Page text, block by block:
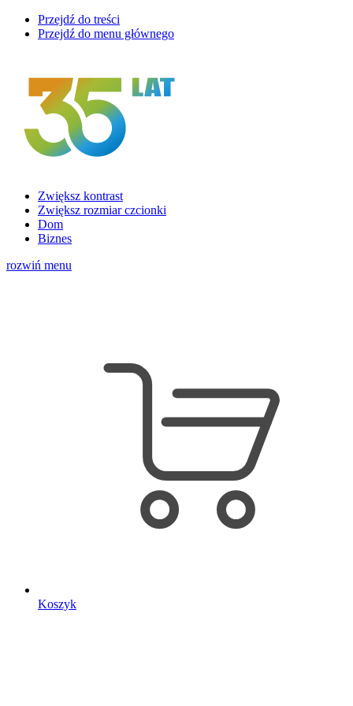
Przejdź do treści
Przejdź do menu głównego
Zwiększ kontrast
Zwiększ rozmiar czcionki
Dom
Biznes
rozwiń menu
Koszyk